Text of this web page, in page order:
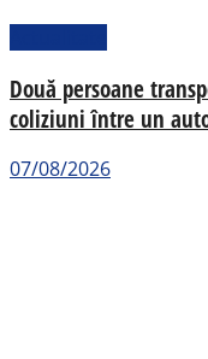
Două persoane
coliziuni între un
07/08/2026